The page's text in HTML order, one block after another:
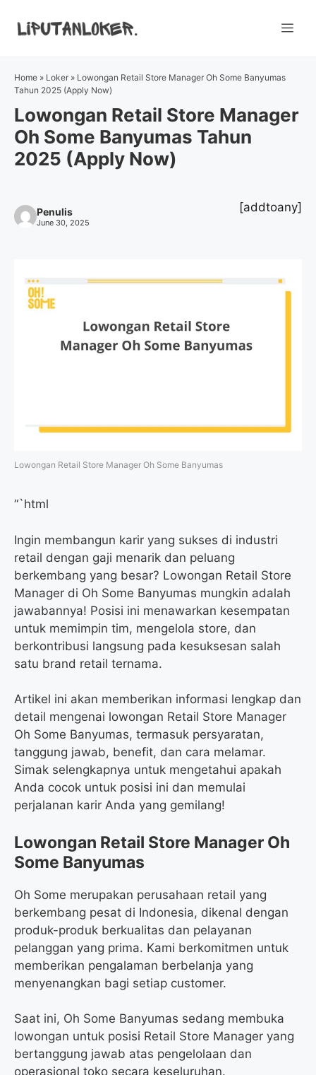
Home » Loker » Lowongan Retail Store Manager Oh Some Banyumas
Tahun 2025 (Apply Now)
Lowongan Retail Store Manager
Oh Some Banyumas Tahun
2025 (Apply Now)
Penulis
June 30, 2025
[addtoany]
Lowongan Retail Store Manager Oh Some Banyumas
“`html
Ingin membangun karir yang sukses di industri
retail dengan gaji menarik dan peluang
berkembang yang besar? Lowongan Retail Store
Manager di Oh Some Banyumas mungkin adalah
jawabannya! Posisi ini menawarkan kesempatan
untuk memimpin tim, mengelola store, dan
berkontribusi langsung pada kesuksesan salah
satu brand retail ternama.
Artikel ini akan memberikan informasi lengkap dan
detail mengenai lowongan Retail Store Manager
Oh Some Banyumas, termasuk persyaratan,
tanggung jawab, benefit, dan cara melamar.
Simak selengkapnya untuk mengetahui apakah
Anda cocok untuk posisi ini dan memulai
perjalanan karir Anda yang gemilang!
Lowongan Retail Store Manager Oh
Some Banyumas
Oh Some merupakan perusahaan retail yang
berkembang pesat di Indonesia, dikenal dengan
produk-produk berkualitas dan pelayanan
pelanggan yang prima. Kami berkomitmen untuk
memberikan pengalaman berbelanja yang
menyenangkan bagi setiap customer.
Saat ini, Oh Some Banyumas sedang membuka
lowongan untuk posisi Retail Store Manager yang
bertanggung jawab atas pengelolaan dan
operasional toko secara keseluruhan.